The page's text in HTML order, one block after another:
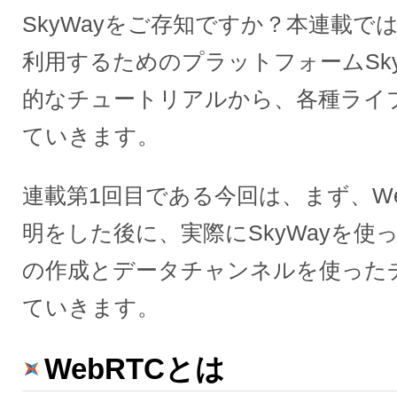
SkyWayをご存知ですか？本連載で
利用するためのプラットフォーム
的なチュートリアルから、各種ライ
ていきます。
連載第1回目である今回は、まず、
明をした後に、実際にSkyWayを使
の作成とデータチャンネルを使った
ていきます。
WebRTCとは